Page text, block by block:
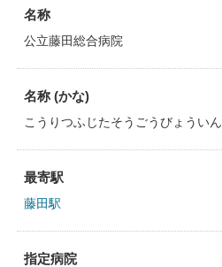
名称
公立藤田総合病院
名称 (かな)
こうりつふじたそうごうびょういん
最寄駅
藤田駅
指定病院